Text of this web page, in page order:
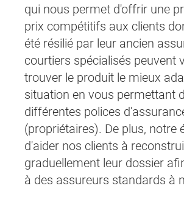
qui nous permet d'offrir une
prix compétitifs aux clients
été résilié par leur ancien
courtiers spécialisés peuvent
trouver le produit le mieux
situation en vous permettant
différentes polices
(propriétaires). De plus, notre
d'aider nos clients à
graduellement leur dossier
à des assureurs standards à